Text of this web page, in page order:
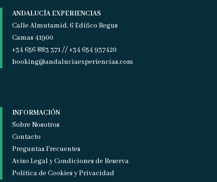
ANDALUCÍA EXPERIENCIAS
Calle Almutamid, 6 Edifico Regus
Camas 41900
+34 656 883 371 // +34 654 937420
booking@andaluciaexperiencias.com
INFORMACIÓN
Sobre Nosotros
Contacto
Preguntas Frecuentes
Aviso Legal y Condiciones de Reserva
Política de Cookies y Privacidad